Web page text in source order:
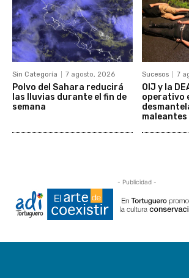
Sin Categoría 7 agosto, 2026
Polvo del Sahara reducirá
las lluvias durante el fin de
semana
Sucesos 7
OIJ y la
operativo
maleantes
- Publicidad -